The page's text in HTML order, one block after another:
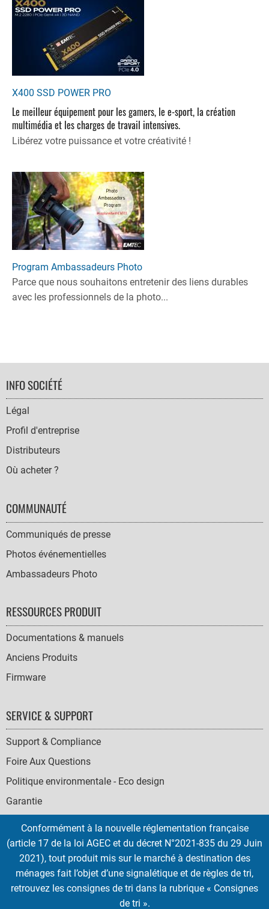
X400 SSD POWER PRO
Le meilleur équipement pour les gamers, le e-sport, la création
multimédia et les charges de travail intensives.
Libérez votre puissance et votre créativité !
Program Ambassadeurs Photo
Parce que nous souhaitons entretenir des liens durables
avec les professionnels de la photo...
FOOTER
NAVIGATION
INFO SOCIÉTÉ
Légal
Profil d'entreprise
Distributeurs
Où acheter ?
COMMUNAUTÉ
Communiqués de presse
Photos événementielles
Ambassadeurs Photo
RESSOURCES PRODUIT
Documentations & manuels
Anciens Produits
Firmware
SERVICE & SUPPORT
Support & Compliance
Foire Aux Questions
Politique environmentale - Eco design
Garantie
SOCIAL
ICONS
Deutsch Italian
Conformément à la nouvelle réglementation française
(article 17 de la loi AGEC et du décret N°2021-835 du 29 Juin
2021), tout produit mis sur le marché à destination des
ménages fait l’objet d’une signalétique et de règles de tri,
retrouvez les consignes de tri dans la rubrique « Consignes
de tri ».